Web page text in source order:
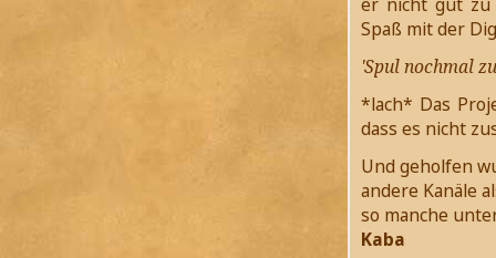
Spaß mit der
'Spul nochmal
*lach* Das
dass es nicht
Und geholfen
andere Kanäle
so manche
Kaba